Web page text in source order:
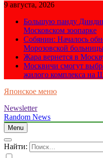
9 августа, 2026
Большую панду
Московском зоопарке
Собянин: Началось
Морозовской
Жара вернется в
Москвичи смогут
жилого комплекса на
Японское меню
Newsletter
Random News
Menu
Найти: